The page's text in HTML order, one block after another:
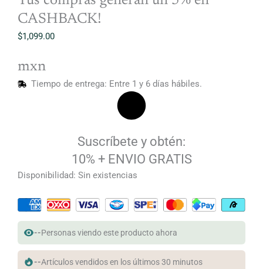
CASHBACK!
$1,099.00
mxn
Tiempo de entrega: Entre 1 y 6 días hábiles.
Suscríbete y obtén:
10% + ENVIO GRATIS
Disponibilidad: Sin existencias
--Personas viendo este producto ahora
--Artículos vendidos en los últimos 30 minutos